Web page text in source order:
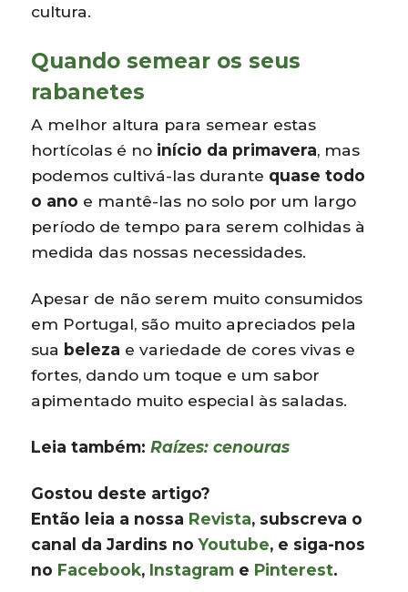
cultura.
Quando semear os seus
rabanetes
A melhor altura para semear estas
hortícolas é no início da primavera, mas
podemos cultivá-las durante quase todo
o ano e mantê-las no solo por um largo
período de tempo para serem colhidas à
medida das nossas necessidades.
Apesar de não serem muito consumidos
em Portugal, são muito apreciados pela
sua beleza e variedade de cores vivas e
fortes, dando um toque e um sabor
apimentado muito especial às saladas.
Leia também:Raízes: cenouras
Gostou deste artigo?
Então leia a nossa Revista, subscreva o
canal da Jardins noYoutube, e siga-nos
no Facebook, Instagram e Pinterest.